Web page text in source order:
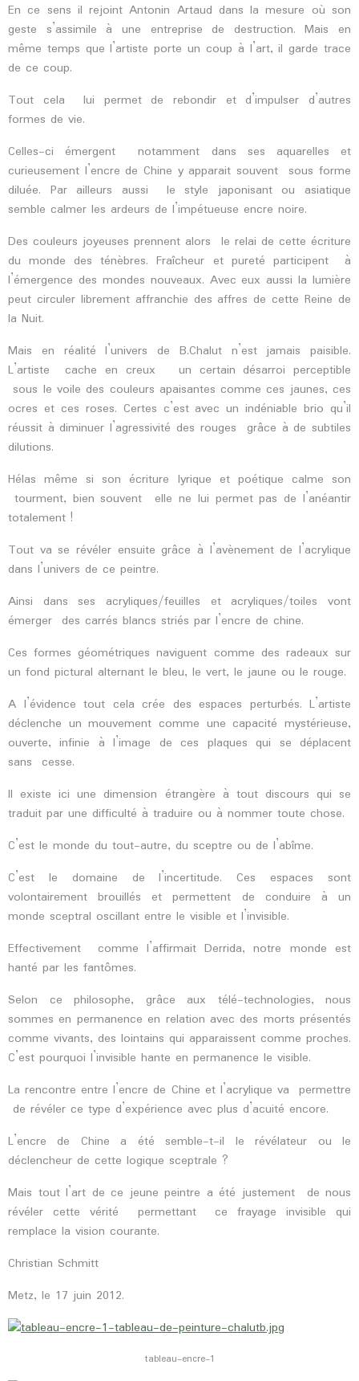
En ce sens il rejoint Antonin Artaud dans la mesure où son
geste s’assimile à une entreprise de destruction. Mais en
même temps que l’artiste porte un coup à l’art, il garde trace
de ce coup.
Tout cela lui permet de rebondir et d’impulser d’autres
formes de vie.
Celles-ci émergent notamment dans ses aquarelles et
curieusement l’encre de Chine y apparait souvent sous forme
diluée. Par ailleurs aussi le style japonisant ou asiatique
semble calmer les ardeurs de l’impétueuse encre noire.
Des couleurs joyeuses prennent alors le relai de cette écriture
du monde des ténèbres. Fraîcheur et pureté participent à
l’émergence des mondes nouveaux. Avec eux aussi la lumière
peut circuler librement affranchie des affres de cette Reine de
la Nuit.
Mais en réalité l’univers de B.Chalut n’est jamais paisible.
L’artiste cache en creux un certain désarroi perceptible
sous le voile des couleurs apaisantes comme ces jaunes, ces
ocres et ces roses. Certes c’est avec un indéniable brio qu’il
réussit à diminuer l’agressivité des rouges grâce à de subtiles
dilutions.
Hélas même si son écriture lyrique et poétique calme son
tourment, bien souvent elle ne lui permet pas de l’anéantir
totalement !
Tout va se révéler ensuite grâce à l’avènement de l’acrylique
dans l’univers de ce peintre.
Ainsi dans ses acryliques/feuilles et acryliques/toiles vont
émerger des carrés blancs striés par l’encre de chine.
Ces formes géométriques naviguent comme des radeaux sur
un fond pictural alternant le bleu, le vert, le jaune ou le rouge.
A l’évidence tout cela crée des espaces perturbés. L’artiste
déclenche un mouvement comme une capacité mystérieuse,
ouverte, infinie à l’image de ces plaques qui se déplacent
sans cesse.
Il existe ici une dimension étrangère à tout discours qui se
traduit par une difficulté à traduire ou à nommer toute chose.
C’est le monde du tout-autre, du sceptre ou de l’abîme.
C’est le domaine de l’incertitude. Ces espaces sont
volontairement brouillés et permettent de conduire à un
monde sceptral oscillant entre le visible et l’invisible.
Effectivement comme l’affirmait Derrida, notre monde est
hanté par les fantômes.
Selon ce philosophe, grâce aux télé-technologies, nous
sommes en permanence en relation avec des morts présentés
comme vivants, des lointains qui apparaissent comme proches.
C’est pourquoi l’invisible hante en permanence le visible.
La rencontre entre l’encre de Chine et l’acrylique va permettre
de révéler ce type d’expérience avec plus d’acuité encore.
L’encre de Chine a été semble-t-il le révélateur ou le
déclencheur de cette logique sceptrale ?
Mais tout l’art de ce jeune peintre a été justement de nous
révéler cette vérité permettant ce frayage invisible qui
remplace la vision courante.
Christian Schmitt
Metz, le 17 juin 2012.
tableau-encre-1